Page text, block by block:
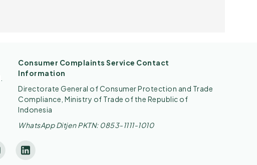
Consumer Complaints Service Contact
Information
Directorate General of Consumer Protection and Trade
Compliance, Ministry of Trade of the Republic of
Indonesia
WhatsApp Ditjen PKTN: 0853-1111-1010